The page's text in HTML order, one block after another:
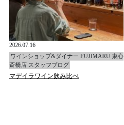
2026.07.16
ワインショップ&ダイナー FUJIMARU 東心
斎橋店 スタッフブログ
マデイラワイン飲み比べ